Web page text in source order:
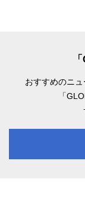
おすすめのニュ
「